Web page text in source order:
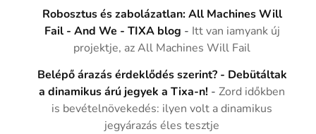
Robosztus és zabolázatlan: All Machines Will
Fail - And We - TIXA blog - Itt van iamyank új
projektje, az All Machines Will Fail
Belépő árazás érdeklődés szerint? - Debütáltak
a dinamikus árú jegyek a Tixa-n! -Zord időkben
is bevételnövekedés: ilyen volt a dinamikus
jegyárazás éles tesztje